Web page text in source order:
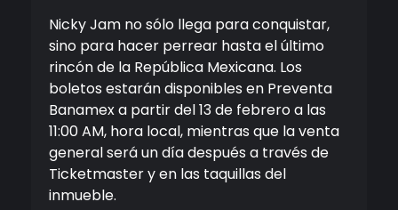
Nicky Jam no sólo llega para conquistar,
sino para hacer perrear hasta el último
rincón de la República Mexicana. Los
boletos estarán disponibles en Preventa
Banamex a partir del 13 de febrero a las
11:00 AM, hora local, mientras que la venta
general será un día después a través de
Ticketmaster y en las taquillas del
inmueble.